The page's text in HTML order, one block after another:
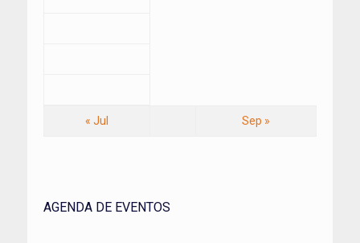
« Jul Sep »
AGENDA DE EVENTOS